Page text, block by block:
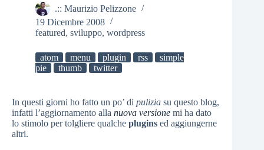
.:: Maurizio Pelizzone
19 Dicembre 2008
featured, sviluppo, wordpress
atom menu plugin rss
simple
pie
thumb twitter
In questi giorni ho fatto un po’ di pulizia su questo blog,
infatti l’aggiornamento alla nuova versione mi ha dato
lo stimolo per tolgliere qualche plugins ed aggiungerne
altri.